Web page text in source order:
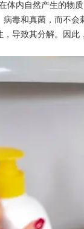
体内自然产生的物
毒和真菌，而不
导致其分解。因此